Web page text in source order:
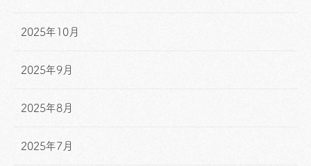
2025年10月
2025年9月
2025年8月
2025年7月